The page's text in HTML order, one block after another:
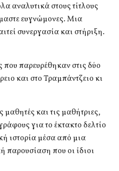
αναλυτικά στους τίτλους
ευγνώμονες. Μια
συνεργασία και στήριξη.
που παρευρέθηκαν στις δύο
και στο Τραμπάντζειο κι
και τις μαθήτριες,
για το έκτακτο δελτίο
ιστορία μέσα από μια
παρουσίαση που οι ίδιοι